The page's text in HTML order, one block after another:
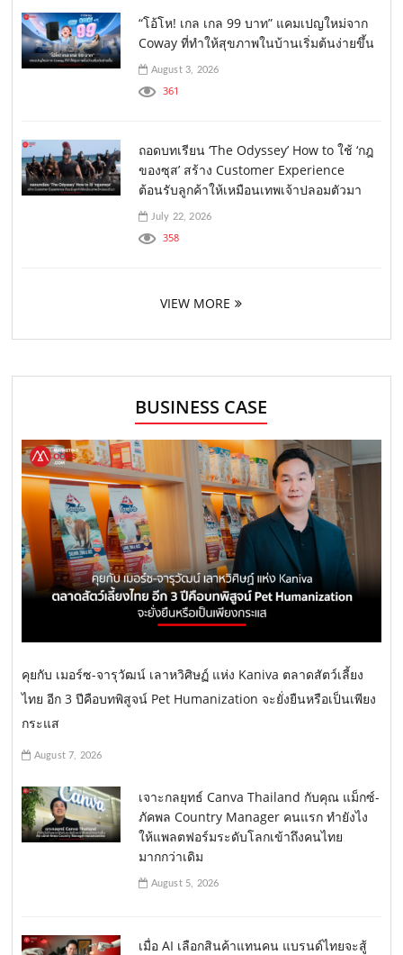
“โอ้โห! เกล เกล 99 บาท” แคมเปญใหม่จาก
Coway ที่ทำให้สุขภาพในบ้านเริ่มต้นง่ายขึ้น
August 3, 2026
361
ถอดบทเรียน ‘The Odyssey’ How to ใช้ ‘กฎ
ของซุส’ สร้าง Customer Experience
ต้อนรับลูกค้าให้เหมือนเทพเจ้าปลอมตัวมา
July 22, 2026
358
VIEW MORE
BUSINESS CASE
คุยกับ เมอร์ซ-จารุวัฒน์ เลาหวิศิษฏ์ แห่ง Kaniva ตลาดสัตว์เลี้ยง
ไทย อีก 3 ปีคือบทพิสูจน์ Pet Humanization จะยั่งยืนหรือเป็นเพียง
กระแส
August 7, 2026
เจาะกลยุทธ์ Canva Thailand กับคุณ แม็กซ์-
ภัคพล Country Manager คนแรก ทำยังไง
ให้แพลตฟอร์มระดับโลกเข้าถึงคนไทย
มากกว่าเดิม
August 5, 2026
เมื่อ AI เลือกสินค้าแทนคน แบรนด์ไทยจะสู้